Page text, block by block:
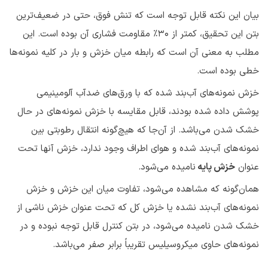
بیان این نکته قابل توجه است که تنش فوق، حتی در ضعیف‌ترین
بتن این تحقیق، کمتر از ۳۰٪ مقاومت فشاری آن بوده است. این
مطلب به معنی آن است که رابطه میان خزش و بار در کلیه نمونه‌ها
خطی بوده است.
خزش نمونه‌های آب‌بند شده که با ورق‌های ضدآب آلومینیمی
پوشش داده شده بودند، قابل مقایسه با خزش نمونه‌های در حال
خشک شدن می‌باشد. از آن‌جا که هیچ‌گونه انتقال رطوبتی بین
نمونه‌های آب‌بند شده و هوای اطراف وجود ندارد، خزش آنها تحت
عنوان خزش پایه نامیده می‌شود.
همان‌گونه که مشاهده می‌شود، تفاوت میان این خزش و خزش
نمونه‌های آب‌بند نشده یا خزش کل که تحت عنوان خزش ناشی از
خشک شدن نامیده می‌شود، در بتن کنترل قابل توجه نبوده و در
نمونه‌های حاوی میکروسیلیس تقریباً برابر صفر می‌باشد.